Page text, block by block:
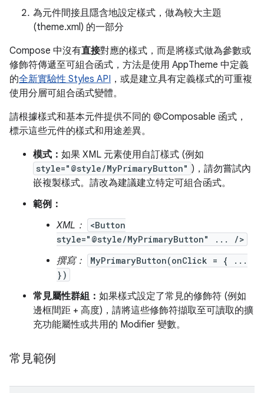
為元件間接且隱含地設定樣式，做為較大主題
(theme.xml) 的一部分
Compose 中沒有直接對應的樣式，而是將樣式做為參數或
修飾符傳遞至可組合函式，方法是使用 AppTheme 中定義
的全新實驗性 Styles API ，或是建立具有定義樣式的可重複
使用分層可組合函式變體。
請根據樣式和基本元件提供不同的 @Composable 函式，
標示這些元件的樣式和用途差異。
模式： 如果 XML 元素使用自訂樣式 (例如
style="@style/MyPrimaryButton" )，請勿嘗試內
嵌複製樣式。請改為建議建立特定可組合函式。
範例：
XML：
<Button
style="@style/MyPrimaryButton" ... />
撰寫：
MyPrimaryButton(onClick = { ...
})
常見屬性群組： 如果樣式設定了常見的修飾符 (例如
邊框間距 + 高度)，請將這些修飾符擷取至可讀取的擴
充功能屬性或共用的 Modifier 變數。
常見範例